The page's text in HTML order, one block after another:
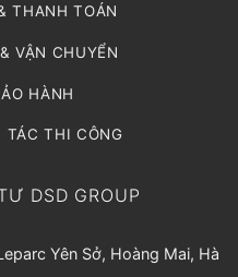
THANH TOÁN
VẬN CHUYỂN
HÀNH
THI CÔNG
DSD GROUP
Yên Sở, Hoàng Mai, Hà